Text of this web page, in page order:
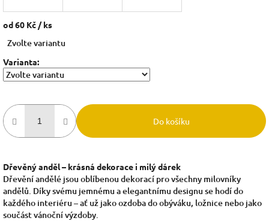
od60 Kč / ks
cena:
Zvolte variantu
Varianta:
Do košíku
Dřevěný anděl – krásná dekorace i milý dárek
Dřevění andělé jsou oblíbenou dekorací pro všechny milovníky
andělů. Díky svému jemnému a elegantnímu designu se hodí do
každého interiéru – ať už jako ozdoba do obýváku, ložnice nebo jako
součást vánoční výzdoby.